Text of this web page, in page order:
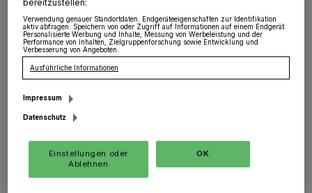
Städten und Gemeinden die Möglichkeit
eingeräumt, künftig unterschiedliche
Hebesätze für Wohn- und Nicht-
Wohngrundstücke zu erheben.
Somit sollen Wohngebäude nicht zu stark
Hebesätze so gestaltet werden, dass die
Einnahmen jeder Kommune im Vergleich zur
bereitzustellen:
Verwendung genauer Standortdaten. Endgeräteeigenschaften zur Identifikation
aktiv abfragen. Speichern von oder Zugriff auf Informationen auf einem Endgerät.
Personalisierte Werbung und Inhalte, Messung von Werbeleistung und der
Performance von Inhalten, Zielgruppenforschung sowie Entwicklung und
Verbesserung von Angeboten.
Ausführliche Informationen
Impressum
Datenschutz
Einstellungen oder
Ablehnen
OK